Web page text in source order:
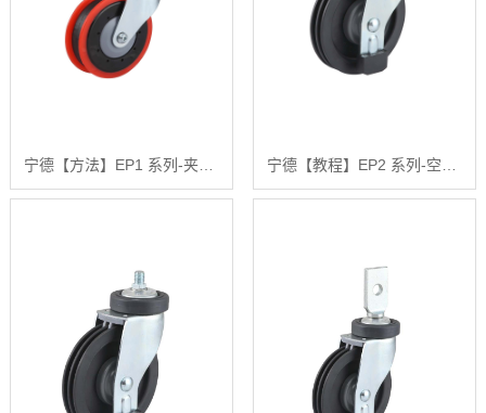
宁德【方法】EP1 系列-夹板式活动固定两刀电梯轮【哪家好?】